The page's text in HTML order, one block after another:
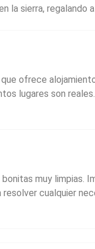
opción completa
sierra, regalando
ofrece
lugares son
muy limpias.
cualquier